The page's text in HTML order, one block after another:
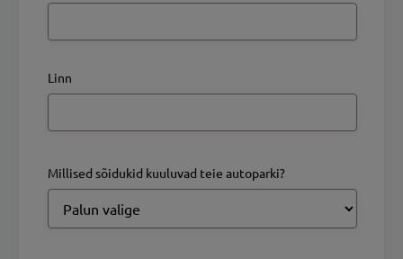
Linn
Millised sõidukid kuuluvad teie autoparki?